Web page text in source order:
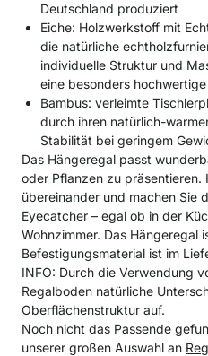
Deutschland produziert
Eiche: Holzwerkstoff mit
die natürliche
individuelle Struktur und
eine besonders
Bambus: verleimte
durch ihren natürlich-
Stabilität bei geringem
Das Hängeregal passt
oder Pflanzen zu präsentieren.
übereinander und machen Sie
Eyecatcher – egal ob in der
Wohnzimmer. Das Hängeregal
Befestigungsmaterial ist im
INFO: Durch die Verwendung
Regalboden natürliche
Oberflächenstruktur auf.
Noch nicht das Passende
unserer großen Auswahl an